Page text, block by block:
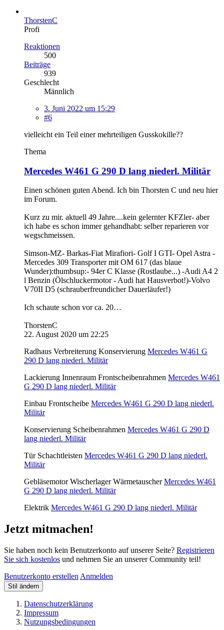
ThorstenC
Profi
Reaktionen
500
Beiträge
939
Geschlecht
Männlich
3. Juni 2022 um 15:29
#6
vielleicht ein Teil einer mehrteiligen Gusskokille??
Thema
Mercedes W461 G 290 D lang niederl. Militär
Einen schönen guten Abend. Ich bin Thorsten C und neu hier
im Forum.
Kurz zu mir. aktuell 49 Jahre....kein gelernter KFZler- aber
ich habe es schon immer gehandhabt: selber reparieren vor
wegschmeissen.
Simson-MZ- Barkas-Fiat Mirafiori- Golf I GTI- Opel Astra -
Mercedes 309 Transporter mit OM 617 (das blaue
Wunder):thumbsup:- 94er C Klasse (Rostlaube...) -Audi A4 2
l Benzin (Ölschluckermotor - Audi hat Hausverbot!)-Volvo
V70II D5 (schrauberfreundicher Dauerläufer!)
Ich schaute schon vor ca. 20…
ThorstenC
22. August 2020 um 22:25
Radhaus Verbreiterung Konservierung Mercedes W461 G
290 D lang niederl. Militär
Lackierung Innenraum Frontscheibenrahmen Mercedes W461
G 290 D lang niederl. Militär
Einbau Frontscheibe Mercedes W461 G 290 D lang niederl.
Militär
Konservierung Scheibenrahmen Mercedes W461 G 290 D
lang niederl. Militär
Tür Schachtleisten Mercedes W461 G 290 D lang niederl.
Militär
Gebläsemotor Wischerlager WärmetauscherMercedes W461
G 290 D lang niederl. Militär
Elektrik Mercedes W461 G 290 D lang niederl. Militär
Jetzt mitmachen!
Sie haben noch kein Benutzerkonto auf unserer Seite? Registrieren
Sie sich kostenlos und nehmen Sie an unserer Community teil!
Benutzerkonto erstellen Anmelden
Stil ändern
Datenschutzerklärung
Impressum
Nutzungsbedingungen